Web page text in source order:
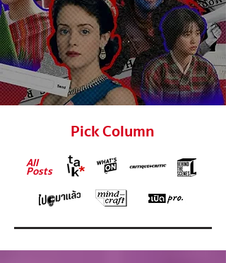
Pick Column
All
Posts